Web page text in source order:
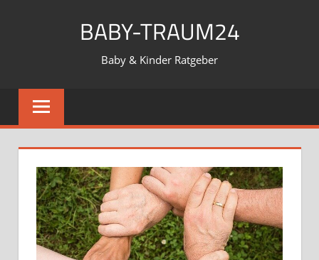
BABY-TRAUM24
Baby & Kinder Ratgeber